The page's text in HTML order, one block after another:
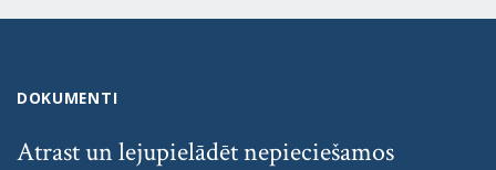
DOKUMENTI
Atrast un lejupielādēt nepieciešamos